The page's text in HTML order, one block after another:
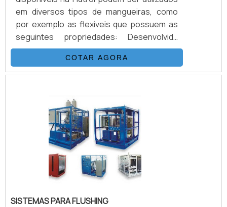
em diversos tipos de mangueiras, como
por exemplo as flexíveis que possuem as
seguintes propriedades: Desenvolvida
para alta e altíssimas pressões (3.200 Bar).
Excelentes características de vazão. Baixa
expansão volumétrica. Excepcional
flexibilidade. Resistência a pressões
externas.DETALHES PARA SER
DESTACADOS SOBRE O PRODUTOAs
conexões de mangueiras são
importantíssimas para conec.
COTAR AGORA
SISTEMAS PARA FLUSHING